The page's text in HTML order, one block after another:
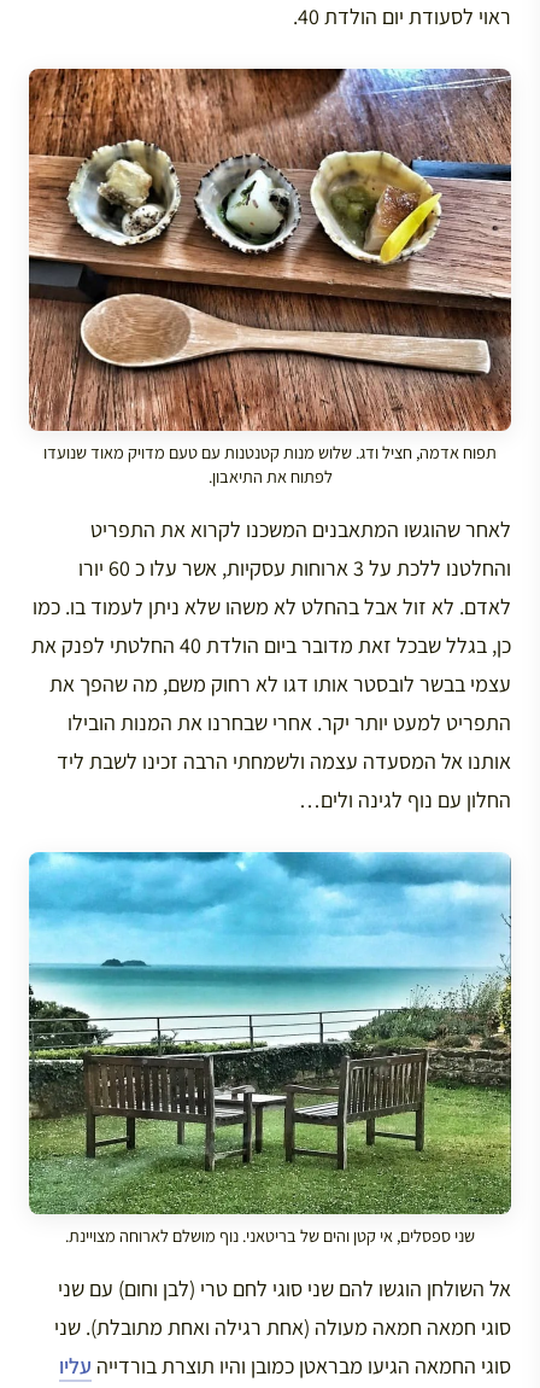
ראוי לסעודת יום הולדת 40.
תפוח אדמה, חציל ודג. שלוש מנות קטנטנות עם טעם מדויק מאוד שנועדו
לפתוח את התיאבון.
לאחר שהוגשו המתאבנים המשכנו לקרוא את התפריט
והחלטנו ללכת על 3 ארוחות עסקיות, אשר עלו כ 60 יורו
לאדם. לא זול אבל בהחלט לא משהו שלא ניתן לעמוד בו. כמו
כן, בגלל שבכל זאת מדובר ביום הולדת 40 החלטתי לפנק את
עצמי בבשר לובסטר אותו דגו לא רחוק משם, מה שהפך את
התפריט למעט יותר יקר. אחרי שבחרנו את המנות הובילו
אותנו אל המסעדה עצמה ולשמחתי הרבה זכינו לשבת ליד
החלון עם נוף לגינה ולים…
שני ספסלים, אי קטן והים של בריטאני. נוף מושלם לארוחה מצויינת.
אל השולחן הוגשו להם שני סוגי לחם טרי (לבן וחום) עם שני
סוגי חמאה חמאה מעולה (אחת רגילה ואחת מתובלת). שני
סוגי החמאה הגיעו מבראטן כמובן והיו תוצרת בורדייה עליו